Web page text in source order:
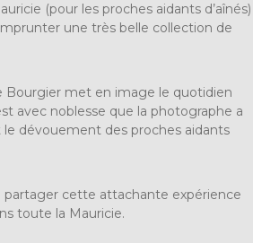
(pour les proches aidants d’aînés)
une très belle collection de
Bourgier met en image le quotidien
avec noblesse que la photographe a
le dévouement des proches aidants
partager cette attachante expérience
toute la Mauricie.